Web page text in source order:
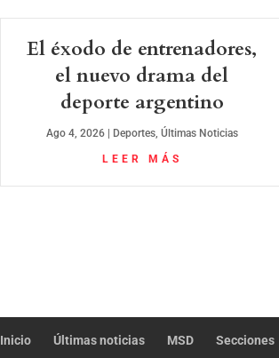
El éxodo de entrenadores,
el nuevo drama del
deporte argentino
Ago 4, 2026| Deportes, Últimas Noticias
LEER MÁS
Inicio Últimas noticias MSD Secciones